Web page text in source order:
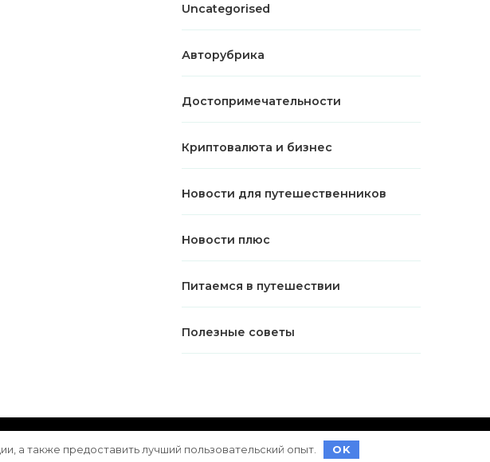
Uncategorised
Авторубрика
Достопримечательности
Криптовалюта и бизнес
Новости для путешественников
Новости плюс
Питаемся в путешествии
Полезные советы
WordPress
а также предоставить лучший пользовательский опыт. OK